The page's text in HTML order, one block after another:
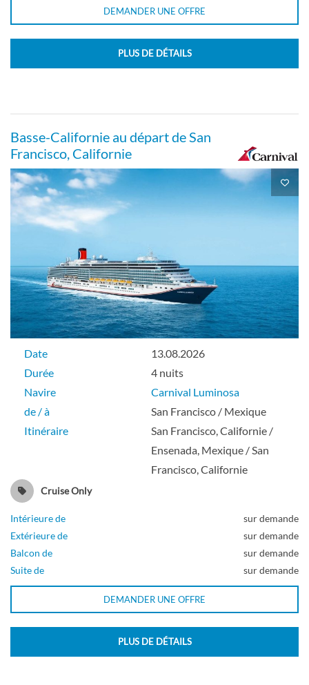
DEMANDER UNE OFFRE
PLUS DE DÉTAILS
Basse-Californie au départ de San
Francisco, Californie
Date
13.08.2026
Durée
4 nuits
Navire
Carnival Luminosa
de / à
San Francisco / Mexique
Itinéraire
San Francisco, Californie /
Ensenada, Mexique / San
Francisco, Californie
Cruise Only
Intérieure de
sur demande
Extérieure de
sur demande
Balcon de
sur demande
Suite de
sur demande
DEMANDER UNE OFFRE
PLUS DE DÉTAILS